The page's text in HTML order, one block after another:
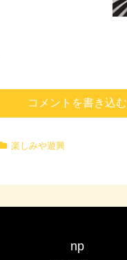
コメントを書き込む
楽しみや遊興
np